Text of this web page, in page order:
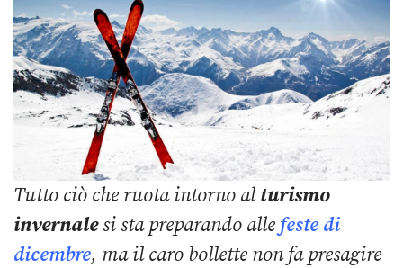
Tutto ciò che ruota intorno alturismo
invernalesi sta preparando alle feste di
dicembre, ma il caro bollette non fa presagire